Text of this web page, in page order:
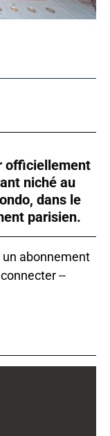
officiellement
niché au
dans le
parisien.
abonnement
--